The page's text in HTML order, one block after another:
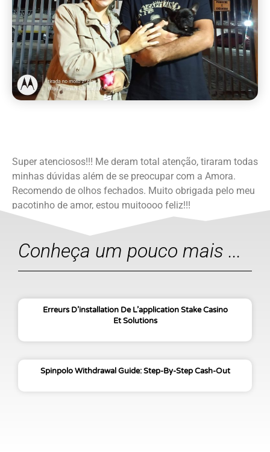
Super atenciosos!!! Me deram total atenção, tiraram todas
minhas dúvidas além de se preocupar com a Amora.
Recomendo de olhos fechados. Muito obrigada pelo meu
pacotinho de amor, estou muitoooo feliz!!!
Conheça um pouco mais ...
Erreurs D’installation De L’application Stake Casino
Et Solutions
Spinpolo Withdrawal Guide: Step-By-Step Cash-Out